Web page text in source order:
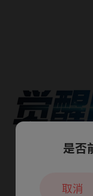
本章节
是否
取消